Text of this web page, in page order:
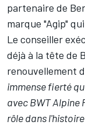
partenaire de
marque "Agip"
Le conseiller
déjà à la tête de
renouvellement
immense fierté
avec BWT Alpine
rôle dans